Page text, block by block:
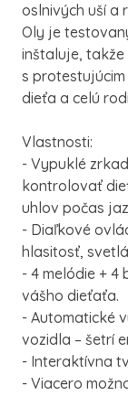
oslnivých uší a
Oly je
inštaluje, takže
s
dieťa a celú
Vlastnosti:
- Vypuklé
kontrolovať
uhlov počas
- Diaľkové
hlasitosť,
- 4 melódie + 4
vášho dieťaťa.
- Automatické
vozidla – šetrí
- Interaktívna
- Viacero